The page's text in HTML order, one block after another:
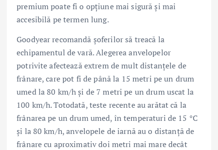
premium poate fi o opțiune mai sigură și mai
accesibilă pe termen lung.
Goodyear recomandă șoferilor să treacă la
echipamentul de vară. Alegerea anvelopelor
potrivite afectează extrem de mult distanțele de
frânare, care pot fi de până la 15 metri pe un drum
umed la 80 km/h și de 7 metri pe un drum uscat la
100 km/h. Totodată, teste recente au arătat că la
frânarea pe un drum umed, în temperaturi de 15 °C
și la 80 km/h, anvelopele de iarnă au o distanță de
frânare cu aproximativ doi metri mai mare decât